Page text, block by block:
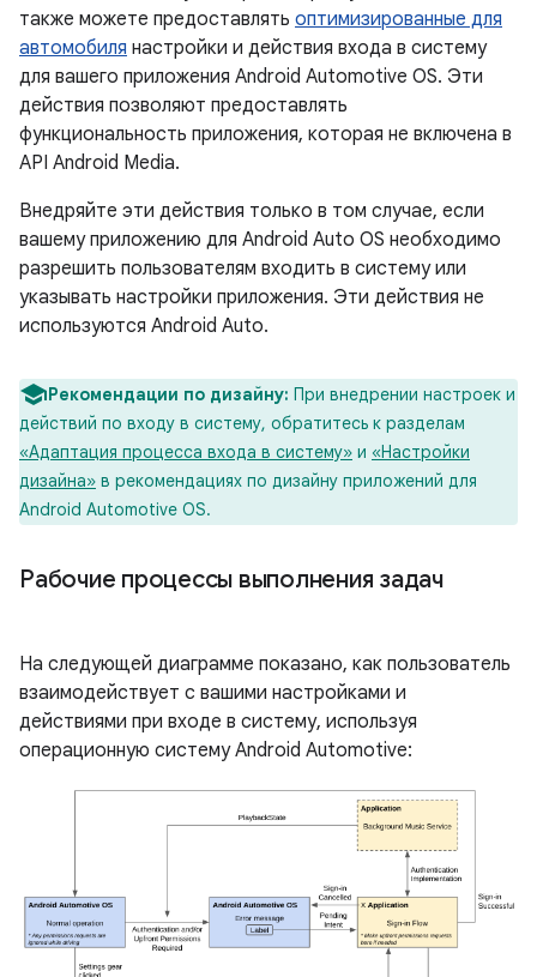
также можете предоставлять оптимизированные для
автомобиля настройки и действия входа в систему
для вашего приложения Android Automotive OS. Эти
действия позволяют предоставлять
функциональность приложения, которая не включена в
API Android Media.
Внедряйте эти действия только в том случае, если
вашему приложению для Android Auto OS необходимо
разрешить пользователям входить в систему или
указывать настройки приложения. Эти действия не
используются Android Auto.
Рекомендации по дизайну: При внедрении настроек и
действий по входу в систему, обратитесь к разделам
«Адаптация процесса входа в систему» ​​и «Настройки
дизайна» в рекомендациях по дизайну приложений для
Android Automotive OS.
Рабочие процессы выполнения задач
На следующей диаграмме показано, как пользователь
взаимодействует с вашими настройками и
действиями при входе в систему, используя
операционную систему Android Automotive: